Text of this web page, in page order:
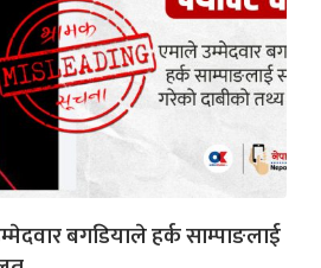
बगडियाले हर्क साम्पाङलाई